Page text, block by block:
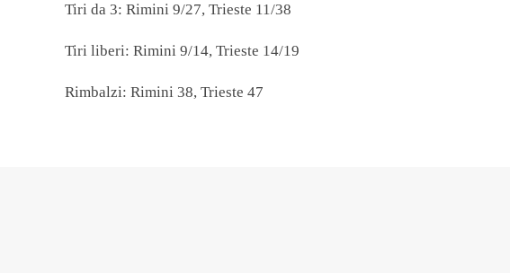
Tiri da 3: Rimini 9/27, Trieste 11/38
Tiri liberi: Rimini 9/14, Trieste 14/19
Rimbalzi: Rimini 38, Trieste 47